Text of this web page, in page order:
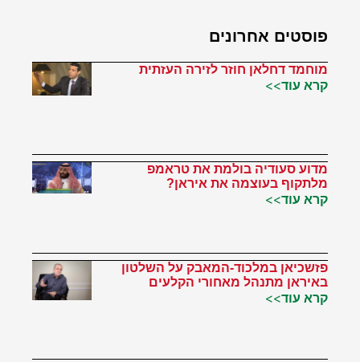
פוסטים אחרונים
מוחמד דחלאן חוזר לזירה העזתית
קרא עוד>>
מדוע סעודיה בולמת את טראמפ
מלתקוף בעוצמה את איראן?
קרא עוד>>
פזשכיאן במלכוד-המאבק על השלטון
באיראן מתנהל מאחורי הקלעים
קרא עוד>>